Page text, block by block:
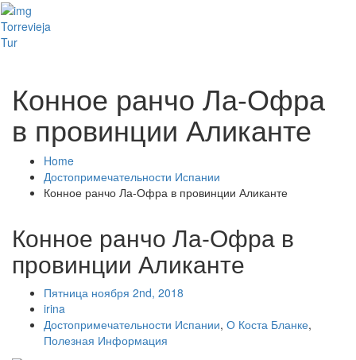
Torrevieja
Tur
Конное ранчо Ла-Офра
в провинции Аликанте
Home
Достопримечательности Испании
Конное ранчо Ла-Офра в провинции Аликанте
Конное ранчо Ла-Офра в
провинции Аликанте
Пятница ноября 2nd, 2018
irina
Достопримечательности Испании, О Коста Бланке,
Полезная Информация